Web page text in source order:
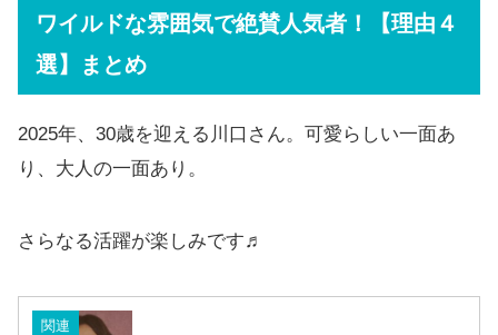
ワイルドな雰囲気で絶賛人気者！【理由４
選】まとめ
2025年、30歳を迎える川口さん。可愛らしい一面あ
り、大人の一面あり。
さらなる活躍が楽しみです♬
関連